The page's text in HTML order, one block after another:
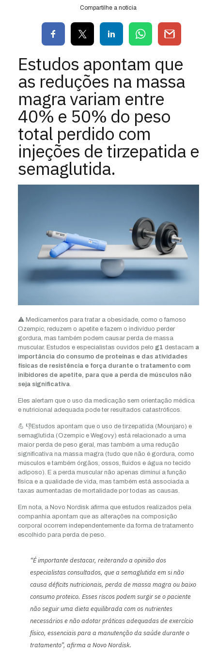
Compartilhe a notícia
Estudos apontam que
as reduções na massa
magra variam entre
40% e 50% do peso
total perdido com
injeções de tirzepatida e
semaglutida.
⚠️ Medicamentos para tratar a obesidade, como o famoso
Ozempic, reduzem o apetite e fazem o indivíduo perder
gordura, mas também podem causar perda de massa
muscular. Estudos e especialistas ouvidos pelo g1 destacam a
importância do consumo de proteínas e das atividades
físicas de resistência e força durante o tratamento com
inibidores de apetite, para que a perda de músculos não
seja significativa.
Eles alertam que o uso da medicação sem orientação médica
e nutricional adequada pode ter resultados catastróficos.
💪 👎Estudos apontam que o uso de tirzepatida (Mounjaro) e
semaglutida (Ozempic e Wegovy) está relacionado a uma
maior perda de peso geral, mas também a uma redução
significativa na massa magra (tudo que não é gordura, como
músculos e também órgãos, ossos, fluidos e água no tecido
adiposo). E a perda muscular não apenas diminui a função
física e a qualidade de vida, mas também está associada a
taxas aumentadas de mortalidade por todas as causas.
Em nota, a Novo Nordisk afirma que estudos realizados pela
companhia apontam que as alterações na composição
corporal ocorrem independentemente da forma de tratamento
escolhido para perda de peso.
“É importante destacar, reiterando a opinião dos
especialistas consultados, que a semaglutida em si não
causa déficits nutricionais, perda de massa magra ou baixo
consumo proteico. Esses riscos podem surgir se o paciente
não seguir uma dieta equilibrada com os nutrientes
necessários e não adotar práticas adequadas de exercício
físico, essenciais para a manutenção da saúde durante o
tratamento”, afirma a Novo Nordisk.